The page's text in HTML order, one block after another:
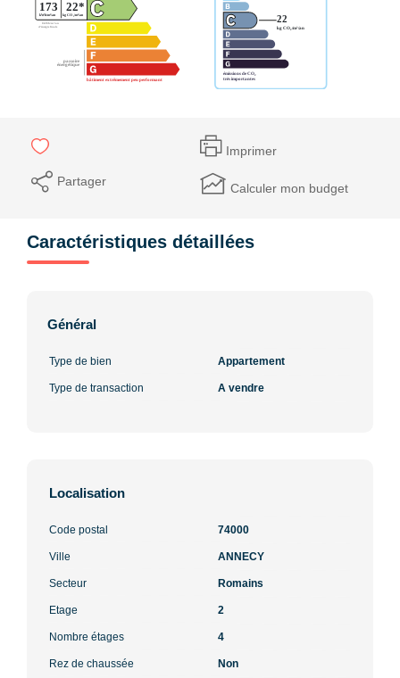
Imprimer
Partager Calculer mon budget
Caractéristiques détaillées
Général
Type de bien Appartement
Type de transaction A vendre
Localisation
Code postal 74000
Ville ANNECY
Secteur Romains
Etage 2
Nombre étages 4
Rez de chaussée Non